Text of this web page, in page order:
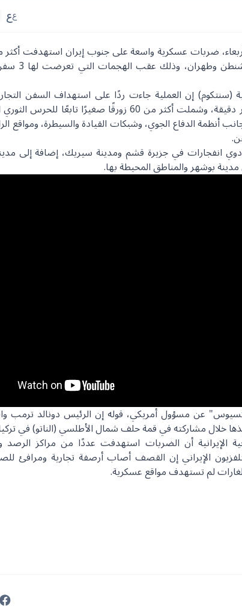
عع
في تصعيد جديد
(سنتكوم) إن العملية جاءت ردًا على استهداف السفن
الضربات نُفذت باستخدام ذخائر دقيقة، وشملت أكثر من 60 زورقًا صغيرًا
أنظمة الدفاع الجوي، وشبكات القيادة والسيطرة، ومواقع
دوي انفجارات في جزيرة قشم ومدينة سيريك، إضافة إلى
بوشهر والمناطق المحيطة بها.
عن مسؤول أمريكي، قوله إن الرئيس دونالد ترمب
خلال مشاركته في قمة حلف شمال الأطلسي (الناتو) في
الإيرانية أن الضربات استهدفت عددًا من مراكز الرصد
الإيراني إن القصف أصاب أرصفة تجارية ومرافئ
لم تستهدف مواقع عسكرية.